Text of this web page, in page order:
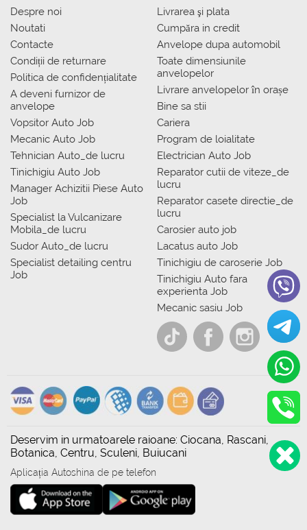
Despre noi
Noutati
Contacte
Condiții de returnare
Politica de confidențialitate
A deveni furnizor de
anvelope
Vopsitor Auto Job
Mecanic Auto Job
Tehnician Auto_de lucru
Tinichigiu Auto Job
Manager Achizitii Piese Auto
Job
Specialist la Vulcanizare
Mobila_de lucru
Sudor Auto_de lucru
Specialist detailing centru
Job
Livrarea şi plata
Сumpăra in credit
Anvelope dupa automobil
Toate dimensiunile
anvelopelor
Livrare anvelopelor în orașe
Bine sa stii
Cariera
Program de loialitate
Electrician Auto Job
Reparator cutii de viteze_de
lucru
Reparator casete directie_de
lucru
Carosier auto job
Lacatus auto Job
Tinichigiu de caroserie Job
Tinichigiu Auto fara
experienta Job
Mecanic sasiu Job
Deservim in urmatoarele raioane: Ciocana, Rascani,
Botanica, Centru, Sculeni, Buiucani
Aplicația Autoshina de pe telefon